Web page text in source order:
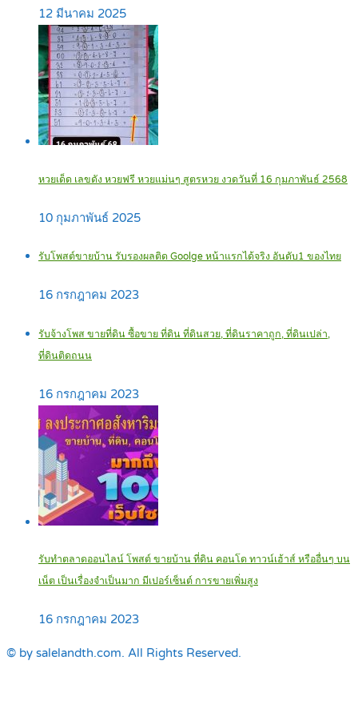
12 มีนาคม 2025
หวยเด็ด เลขดัง หวยฟรี หวยแม่นๆ สูตรหวย งวดวันที่ 16 กุมภาพันธ์ 2568
10 กุมภาพันธ์ 2025
รับโพสต์ขายบ้าน รับรองผลติด Goolge หน้าแรกได้จริง อันดับ1 ของไทย
16 กรกฎาคม 2023
รับจ้างโพส ขายที่ดิน ซื้อขาย ที่ดิน ที่ดินสวย, ที่ดินราคาถูก, ที่ดินเปล่า,
ที่ดินติดถนน
16 กรกฎาคม 2023
รับทำตลาดออนไลน์ โพสต์ ขายบ้าน ที่ดิน คอนโด ทาวน์เฮ้าส์ หรืออื่นๆ บน
เน็ต เป็นเรื่องจำเป็นมาก มีเปอร์เซ็นต์ การขายเพิ่มสูง
16 กรกฎาคม 2023
© by salelandth.com. All Rights Reserved.